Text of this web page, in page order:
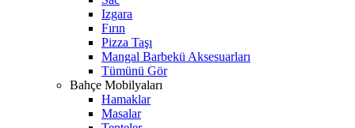
Izgara
Fırın
Pizza Taşı
Mangal Barbekü Aksesuarları
Tümünü Gör
Bahçe Mobilyaları
Hamaklar
Masalar